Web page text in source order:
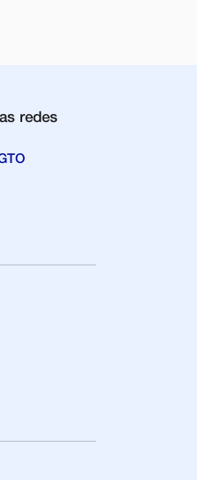
redes